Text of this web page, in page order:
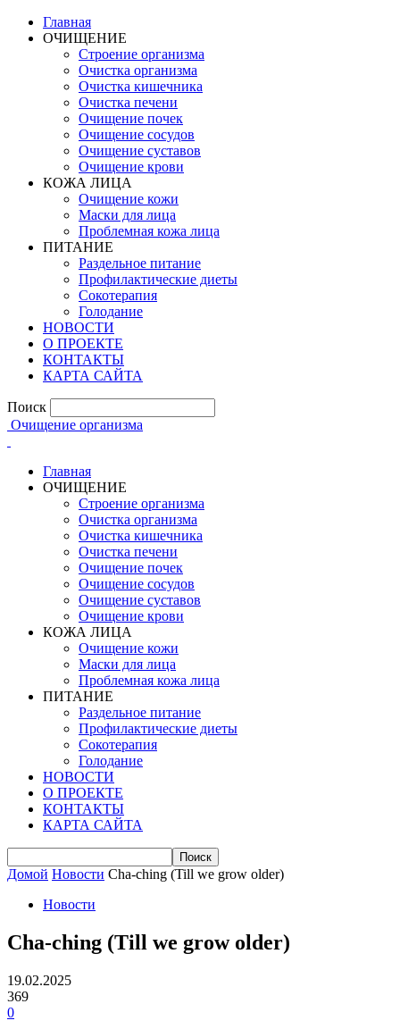
Главная
ОЧИЩЕНИЕ
Строение организма
Очистка организма
Очистка кишечника
Очистка печени
Очищение почек
Очищение сосудов
Очищение суставов
Очищение крови
КОЖА ЛИЦА
Очищение кожи
Маски для лица
Проблемная кожа лица
ПИТАНИЕ
Раздельное питание
Профилактические диеты
Сокотерапия
Голодание
НОВОСТИ
О ПРОЕКТЕ
КОНТАКТЫ
КАРТА САЙТА
Поиск
Очищение организма
Главная
ОЧИЩЕНИЕ
Строение организма
Очистка организма
Очистка кишечника
Очистка печени
Очищение почек
Очищение сосудов
Очищение суставов
Очищение крови
КОЖА ЛИЦА
Очищение кожи
Маски для лица
Проблемная кожа лица
ПИТАНИЕ
Раздельное питание
Профилактические диеты
Сокотерапия
Голодание
НОВОСТИ
О ПРОЕКТЕ
КОНТАКТЫ
КАРТА САЙТА
Домой Новости Cha-ching (Till we grow older)
Новости
Cha-ching (Till we grow older)
19.02.2025
369
0